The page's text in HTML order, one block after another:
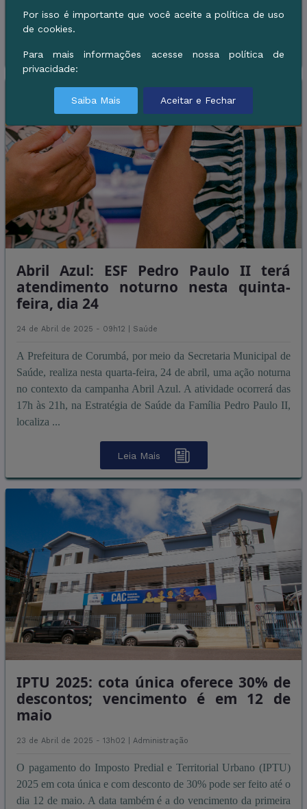
A iniciativa é voltada ...
Abril Azul: ESF Pedro Paulo II terá
atendimento noturno nesta quinta-
feira, dia 24
24 de Abril de 2025 - 09h12 | Saúde
A Prefeitura de Corumbá, por meio da Secretaria Municipal de
Saúde, realiza nesta quarta-feira, 24 de abril, uma ação noturna
no contexto da campanha Abril Azul. A atividade ocorrerá das
17h às 21h, na Estratégia de Saúde da Família Pedro Paulo II,
localiza ...
Leia Mais
IPTU 2025: cota única oferece 30% de
descontos; vencimento é em 12 de
maio
23 de Abril de 2025 - 13h02 | Administração
O pagamento do Imposto Predial e Territorial Urbano (IPTU)
2025 em cota única e com desconto de 30% pode ser feito até o
dia 12 de maio. A data também é a do vencimento da primeira
Por isso é importante que você aceite a política de uso
de cookies.
Para mais informações acesse nossa política de
privacidade:
Saiba Mais Aceitar e Fechar